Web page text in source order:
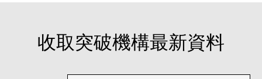
收取突破機構最新資料